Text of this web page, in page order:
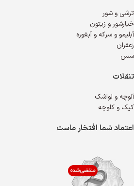
ترشی و شور
خیارشور و زیتون
آبلیمو و سرکه و آبغوره
زعفران
سس
تنقلات
آلوچه و لواشک
کیک و کلوچه
اعتماد شما افتخار ماست